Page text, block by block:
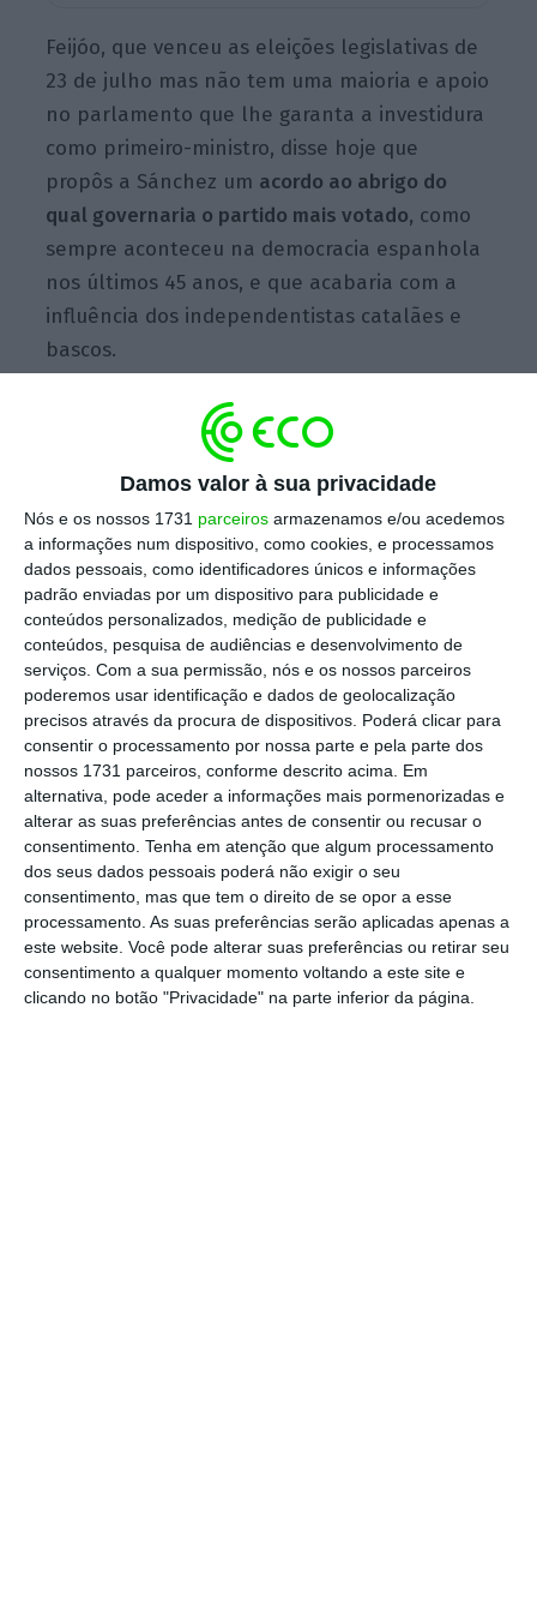
Damos valor à sua privacidade
Nós e os nossos 1731 parceiros armazenamos e/ou acedemos
a informações num dispositivo, como cookies, e processamos
dados pessoais, como identificadores únicos e informações
padrão enviadas por um dispositivo para publicidade e
conteúdos personalizados, medição de publicidade e
conteúdos, pesquisa de audiências e desenvolvimento de
serviços. Com a sua permissão, nós e os nossos parceiros
poderemos usar identificação e dados de geolocalização
precisos através da procura de dispositivos. Poderá clicar para
consentir o processamento por nossa parte e pela parte dos
nossos 1731 parceiros, conforme descrito acima. Em
alternativa, pode aceder a informações mais pormenorizadas e
alterar as suas preferências antes de consentir ou recusar o
consentimento. Tenha em atenção que algum processamento
dos seus dados pessoais poderá não exigir o seu
consentimento, mas que tem o direito de se opor a esse
processamento. As suas preferências serão aplicadas apenas a
este website. Você pode alterar suas preferências ou retirar seu
consentimento a qualquer momento voltando a este site e
clicando no botão "Privacidade" na parte inferior da página.
Feijóo, que venceu as eleições legislativas de
23 de julho mas não tem uma maioria e apoio
no parlamento que lhe garanta a investidura
como primeiro-ministro, disse hoje que
propôs a Sánchez um acordo ao abrigo do
qual governaria o partido mais votado, como
sempre aconteceu na democracia espanhola
nos últimos 45 anos, e que acabaria com a
influência dos independentistas catalães e
bascos.
Segundo Feijóo, o líder do PSOE, que é
também o atual primeiro-ministro em
recusou esta proposta e “prefere
fazer acordos com independentistas” e
“negociar amnistias e referendos”. O
presidente do Partido Popular (PP, direita)
referia-se àsexigências de forças políticas
catalãs para a viabilização de um novo
governo de esquerdaem Espanha,
relacionadas com os condenados e acusados
pela justiça pela tentativa de
autodeterminação da Catalunha de 2017,
para quem pedem uma amnistia.
“Constatei a recusa do secretário-geral do
partido socialista à proposta de igualdade de
todos os espanhóis”, afirmou Feijóo, que
acrescentou que Sánchez está disposto a